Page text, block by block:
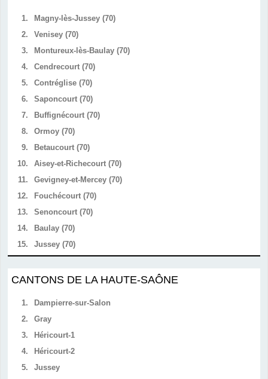
1.
Magny-lès-Jussey (70)
2.
Venisey (70)
3.
Montureux-lès-Baulay (70)
4.
Cendrecourt (70)
5.
Contréglise (70)
6.
Saponcourt (70)
7.
Buffignécourt (70)
8.
Ormoy (70)
9.
Betaucourt (70)
10.
Aisey-et-Richecourt (70)
11.
Gevigney-et-Mercey (70)
12.
Fouchécourt (70)
13.
Senoncourt (70)
14.
Baulay (70)
15.
Jussey (70)
CANTONS DE LA HAUTE-SAÔNE
1.
Dampierre-sur-Salon
2.
Gray
3.
Héricourt-1
4.
Héricourt-2
5.
Jussey